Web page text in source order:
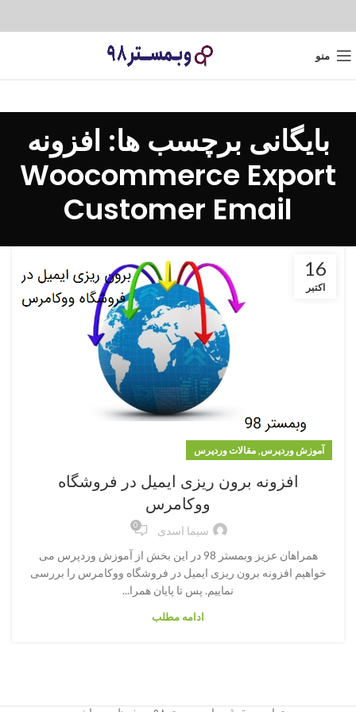
منو
بایگانی برچسب ها: افزونه
Woocommerce Export
Customer Email
16
اکتبر
آموزش وردپرس, مقالات وردپرس
افزونه برون ریزی ایمیل در فروشگاه
ووکامرس
سیما اسدی 0
همراهان عزیز وبمستر 98 در این بخش از آموزش وردپرس می
خواهیم افزونه برون ریزی ایمیل در فروشگاه ووکامرس را بررسی
نماییم. پس تا پایان همرا...
ادامه مطلب